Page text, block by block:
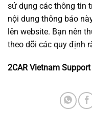
sử dụng các thông tin
nội dung thông báo
lên website. Bạn nên
theo dõi các quy định
2CAR Vietnam